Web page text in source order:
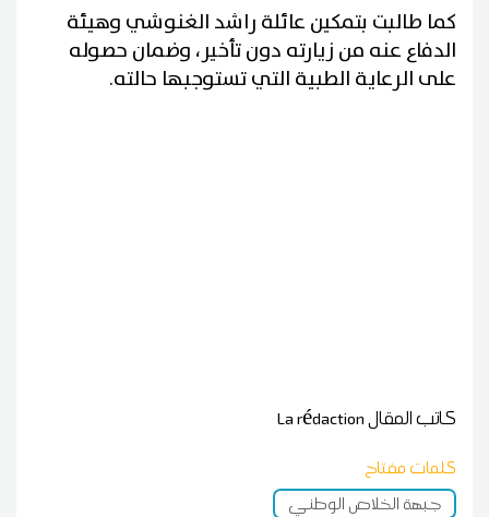
كما طالبت بتمكين عائلة راشد الغنوشي وهيئة
الدفاع عنه من زيارته دون تأخير، وضمان حصوله
على الرعاية الطبية التي تستوجبها حالته.
كاتب المقالLa rédaction
كلمات مفتاح
جبهة الخلاص الوطني